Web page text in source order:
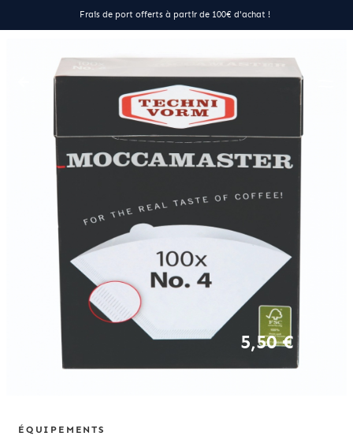
Frais de port offerts à partir de 100€ d'achat !
ÉQUIPEMENTS
5,50 €